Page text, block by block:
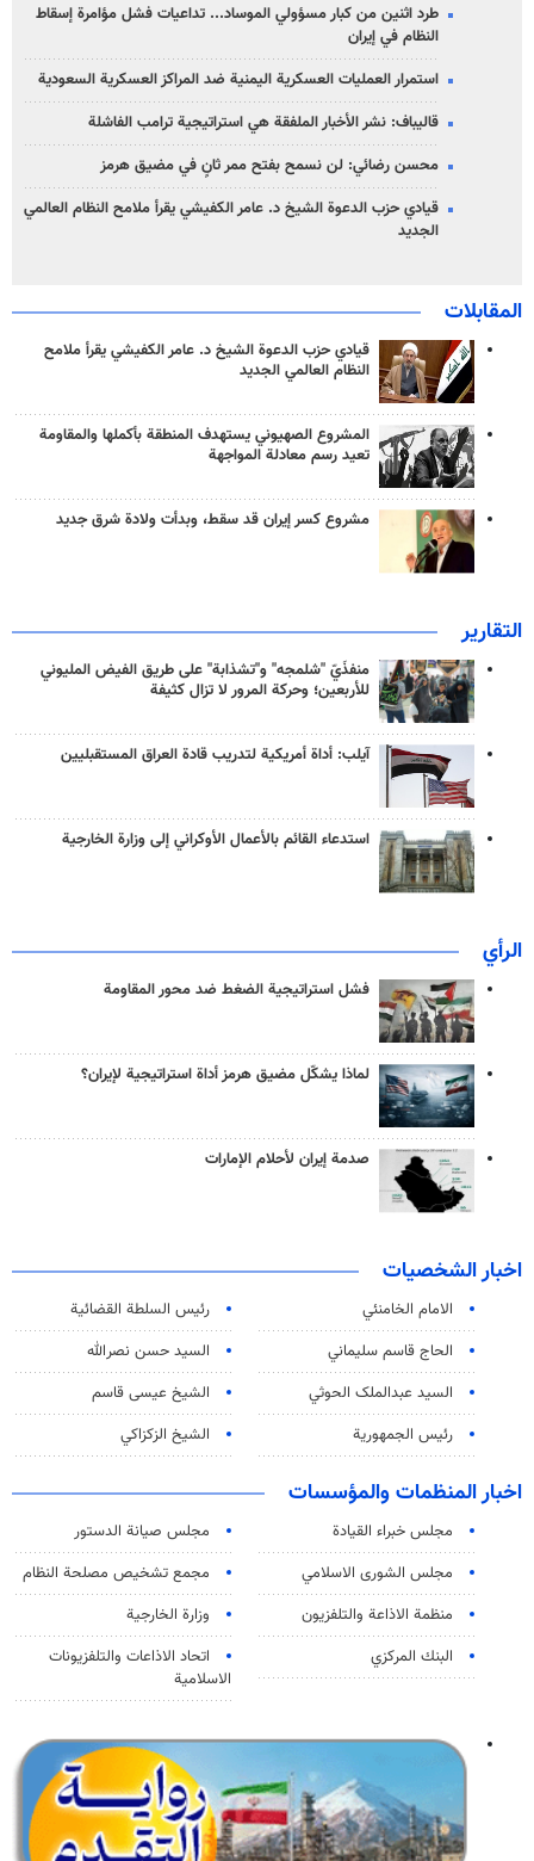
طرد اثنين من كبار مسؤولي الموساد... تداعيات فشل مؤامرة إسقاط
النظام في إيران
استمرار العمليات العسكرية اليمنية ضد المراكز العسكرية السعودية
قاليباف: نشر الأخبار الملفقة هي استراتيجية ترامب الفاشلة
محسن رضائي: لن نسمح بفتح ممر ثانٍ في مضيق هرمز
قيادي حزب الدعوة الشيخ د. عامر الكفيشي يقرأ ملامح النظام العالمي
الجديد
المقابلات
قيادي حزب الدعوة الشيخ د. عامر الكفيشي يقرأ ملامح
النظام العالمي الجديد
المشروع الصهيوني يستهدف المنطقة بأكملها والمقاومة
تعيد رسم معادلة المواجهة
مشروع كسر إيران قد سقط، وبدأت ولادة شرق جديد
التقارير
منفذَيّ "شلمجه" و"تشذابة" على طريق الفيض المليوني
للأربعين؛ وحركة المرور لا تزال كثيفة
آيلب: أداة أمريكية لتدريب قادة العراق المستقبليين
استدعاء القائم بالأعمال الأوكراني إلى وزارة الخارجية
الرأي
فشل استراتيجية الضغط ضد محور المقاومة
لماذا يشكّل مضيق هرمز أداة استراتيجية لإيران؟
صدمة إيران لأحلام الإمارات
اخبار الشخصيات
الامام الخامنئي
رئیس السلطة القضائیة
الحاج قاسم سليماني
السيد حسن نصرالله
السید عبدالملک الحوثي
الشيخ عيسى قاسم
رئيس الجمهورية
الشيخ الزكزاكي
اخبار المنظمات والمؤسسات
مجلس خبراء القيادة
مجلس صيانة الدستور
مجلس الشورى الاسلامي
مجمع تشخيص مصلحة النظام
منظمة الاذاعة والتلفزیون
وزارة الخارجية
البنك المركزي
اتحاد الاذاعات والتلفزيونات
الاسلامية